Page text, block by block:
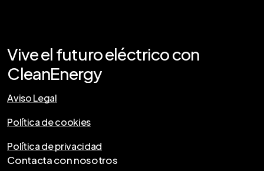
Viveel futuroeléctricocon
CleanEnergy
Aviso Legal
Política de cookies
Política de privacidad
Contacta con nosotros